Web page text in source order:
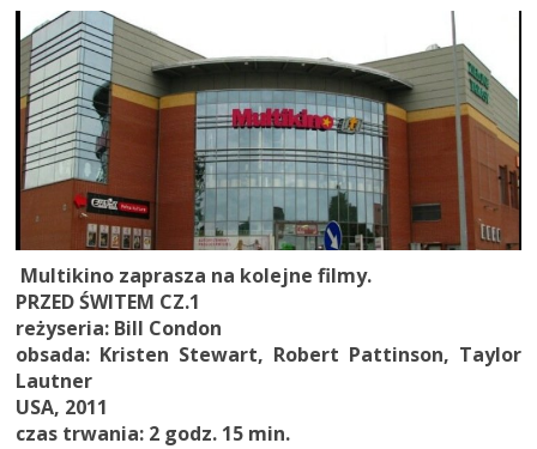
Multikino zaprasza na kolejne filmy.
PRZED ŚWITEM CZ.1
reżyseria: Bill Condon
obsada: Kristen Stewart, Robert Pattinson, Taylor
Lautner
USA, 2011
czas trwania: 2 godz. 15 min.